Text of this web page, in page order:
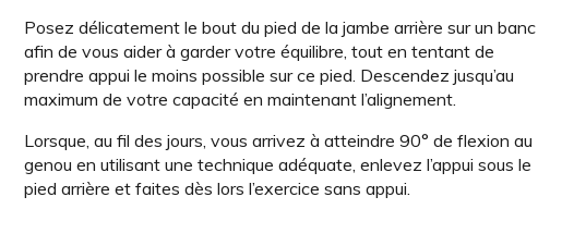
Posez délicatement le bout du pied de la jambe arrière sur un banc
afin de vous aider à garder votre équilibre, tout en tentant de
prendre appui le moins possible sur ce pied. Descendez jusqu’au
maximum de votre capacité en maintenant l’alignement.
Lorsque, au fil des jours, vous arrivez à atteindre 90° de flexion au
genou en utilisant une technique adéquate, enlevez l’appui sous le
pied arrière et faites dès lors l’exercice sans appui.